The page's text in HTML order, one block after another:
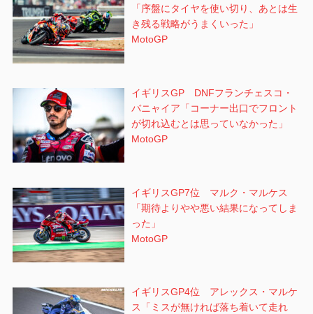
「序盤にタイヤを使い切り、あとは生
き残る戦略がうまくいった」
MotoGP
イギリスGP DNFフランチェスコ・
バニャイア「コーナー出口でフロント
が切れ込むとは思っていなかった」
MotoGP
イギリスGP7位 マルク・マルケス
「期待よりやや悪い結果になってしま
った」
MotoGP
イギリスGP4位 アレックス・マルケ
ス「ミスが無ければ落ち着いて走れ